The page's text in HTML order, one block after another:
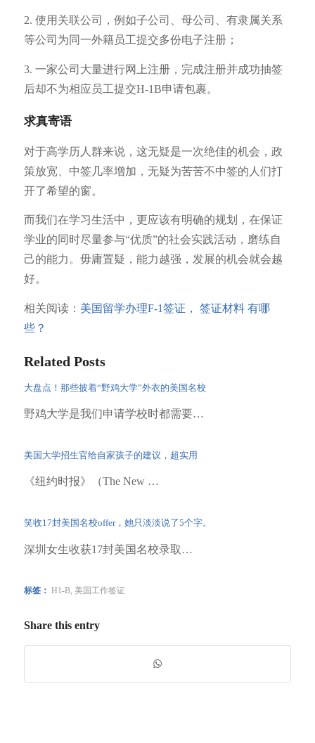
2. 使用关联公司，例如子公司、母公司、有隶属关系
等公司为同一外籍员工提交多份电子注册；
3. 一家公司大量进行网上注册，完成注册并成功抽签
后却不为相应员工提交H-1B申请包裹。
求真寄语
对于高学历人群来说，这无疑是一次绝佳的机会，政
策放宽、中签几率增加，无疑为苦苦不中签的人们打
开了希望的窗。
而我们在学习生活中，更应该有明确的规划，在保证
学业的同时尽量参与“优质”的社会实践活动，磨练自
己的能力。毋庸置疑，能力越强，发展的机会就会越
好。
相关阅读： 美国留学办理F-1签证， 签证材料 有哪
些？
Related Posts
大盘点！那些披着“野鸡大学”外衣的美国名校
野鸡大学是我们申请学校时都需要…
美国大学招生官给自家孩子的建议，超实用
《纽约时报》（The New …
笑收17封美国名校offer，她只淡淡说了5个字。
深圳女生收获17封美国名校录取…
标签： H1-B, 美国工作签证
Share this entry